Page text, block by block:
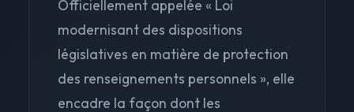
Officiellement appelée « Loi
modernisant des dispositions
législatives en matière de protection
des renseignements personnels », elle
encadre la façon dont les